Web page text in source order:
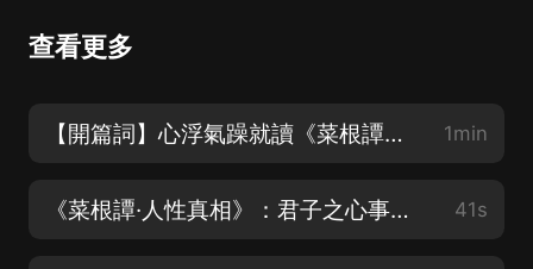
查看更多
【開篇詞】心浮氣躁就讀《菜根譚》，雜念立消，萬事可成 1min
《菜根譚·人性真相》：君子之心事，天青日白 41s